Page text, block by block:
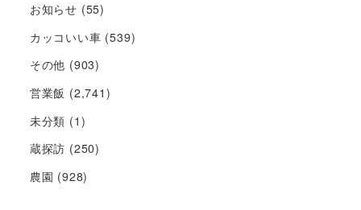
お知らせ (55)
カッコいい車 (539)
その他 (903)
営業飯 (2,741)
未分類 (1)
蔵探訪 (250)
農園 (928)